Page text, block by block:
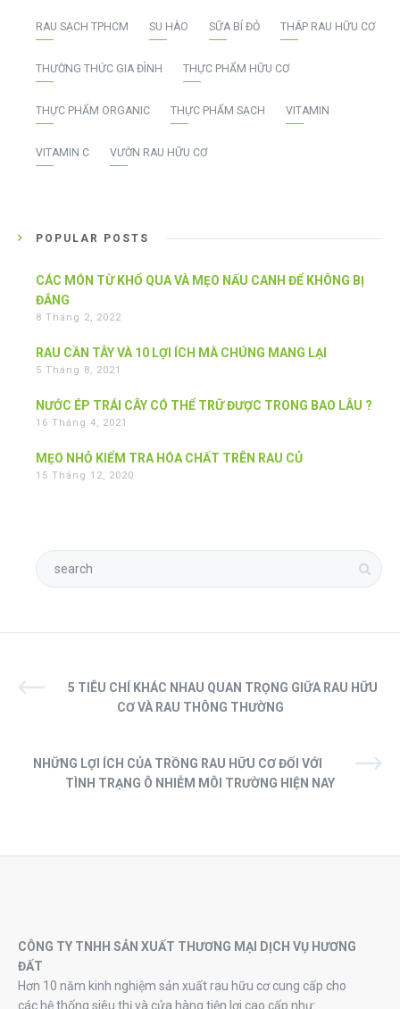
RAU SẠCH TPHCM SU HÀO SỮA BÍ ĐỎ THÁP RAU HỮU CƠ
THƯỜNG THỨC GIA ĐÌNH THỰC PHẨM HỮU CƠ
THỰC PHẨM ORGANIC THỰC PHẨM SẠCH VITAMIN
VITAMIN C VƯỜN RAU HỮU CƠ
POPULAR POSTS
CÁC MÓN TỪ KHỔ QUA VÀ MẸO NẤU CANH ĐỂ KHÔNG BỊ
ĐẮNG
8 Tháng 2, 2022
RAU CẦN TÂY VÀ 10 LỢI ÍCH MÀ CHÚNG MANG LẠI
5 Tháng 8, 2021
NƯỚC ÉP TRÁI CÂY CÓ THỂ TRỮ ĐƯỢC TRONG BAO LÂU ?
16 Tháng 4, 2021
MẸO NHỎ KIỂM TRA HÓA CHẤT TRÊN RAU CỦ
15 Tháng 12, 2020
5 TIÊU CHÍ KHÁC NHAU QUAN TRỌNG GIỮA RAU HỮU
CƠ VÀ RAU THÔNG THƯỜNG
NHỮNG LỢI ÍCH CỦA TRỒNG RAU HỮU CƠ ĐỐI VỚI
TÌNH TRẠNG Ô NHIỄM MÔI TRƯỜNG HIỆN NAY
CÔNG TY TNHH SẢN XUẤT THƯƠNG MẠI DỊCH VỤ HƯƠNG
ĐẤT
Hơn 10 năm kinh nghiệm sản xuất rau hữu cơ cung cấp cho
các hệ thống siêu thị và cửa hàng tiện lợi cao cấp như: